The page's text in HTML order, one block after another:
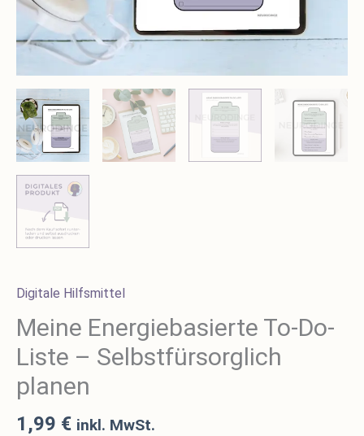
Digitale Hilfsmittel
Meine Energiebasierte To-Do-
Liste – Selbstfürsorglich
planen
1,99 € inkl. MwSt.